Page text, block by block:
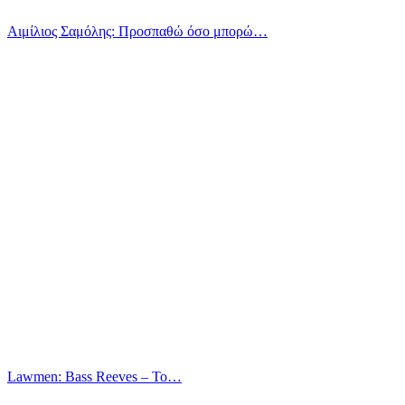
Αιμίλιος Σαμόλης: Προσπαθώ όσο μπορώ…
Lawmen: Bass Reeves – Το…